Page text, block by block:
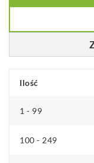
Ilość
1 - 99
100 - 249